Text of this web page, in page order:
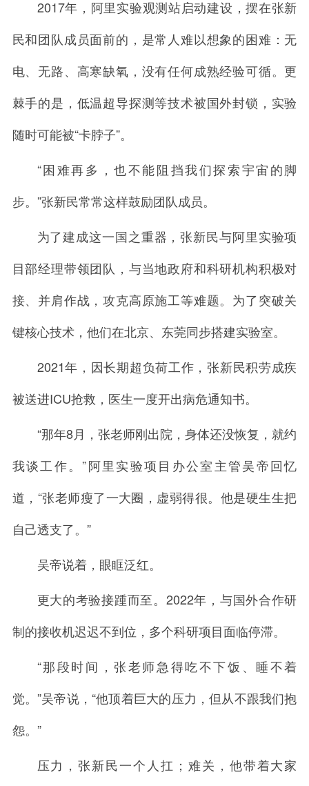
2017年，阿里实验观测站启动建设，摆在张新
民和团队成员面前的，是常人难以想象的困难：无
电、无路、高寒缺氧，没有任何成熟经验可循。更
棘手的是，低温超导探测等技术被国外封锁，实验
随时可能被“卡脖子”。
“困难再多，也不能阻挡我们探索宇宙的脚
步。”张新民常常这样鼓励团队成员。
为了建成这一国之重器，张新民与阿里实验项
目部经理带领团队，与当地政府和科研机构积极对
接、并肩作战，攻克高原施工等难题。为了突破关
键核心技术，他们在北京、东莞同步搭建实验室。
2021年，因长期超负荷工作，张新民积劳成疾
被送进ICU抢救，医生一度开出病危通知书。
“那年8月，张老师刚出院，身体还没恢复，就约
我谈工作。”阿里实验项目办公室主管吴帝回忆
道，“张老师瘦了一大圈，虚弱得很。他是硬生生把
自己透支了。”
吴帝说着，眼眶泛红。
更大的考验接踵而至。2022年，与国外合作研
制的接收机迟迟不到位，多个科研项目面临停滞。
“那段时间，张老师急得吃不下饭、睡不着
觉。”吴帝说，“他顶着巨大的压力，但从不跟我们抱
怨。”
压力，张新民一个人扛；难关，他带着大家